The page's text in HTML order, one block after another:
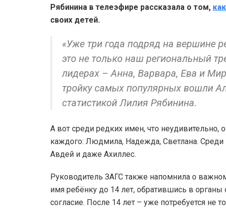
Рябинина в телеэфире рассказала о том,
своих детей.
«Уже три года подряд на вершине
это не только наш региональный
лидерах – Анна, Варвара, Ева и
тройку самых популярных вошли
статистикой Лилия Рябинина.
А вот среди редких имен, что неудивительно,
каждого: Людмила, Надежда, Светлана.
Авдей и даже Ахиллес.
Руководитель ЗАГС также напомнила о
имя ребёнку до 14 лет, обратившись в органы
согласие. После 14 лет – уже потребуется не